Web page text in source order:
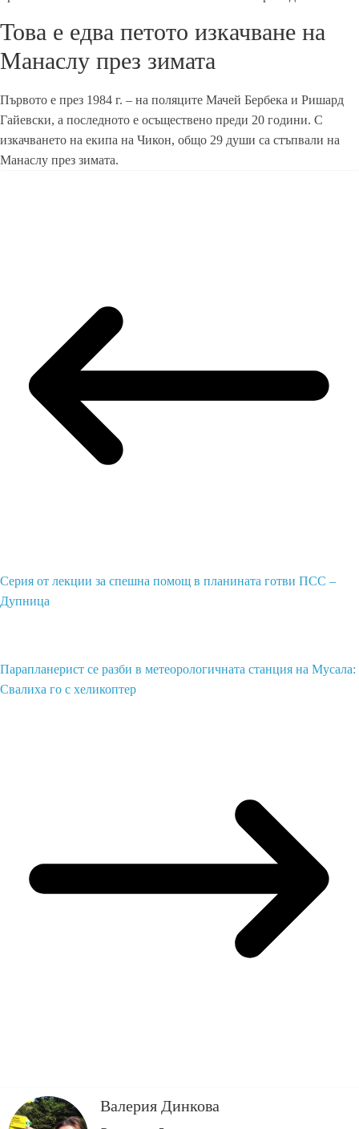
Това е едва петото изкачване на
Манаслу през зимата
Първото е през 1984 г. – на поляците Мачей Бербека и Ришард
Гайевски, а последното е осъществено преди 20 години. С
изкачването на екипа на Чикон, общо 29 души са стъпвали на
Манаслу през зимата.
Серия от лекции за спешна помощ в планината готви ПСС –
Дупница
Парапланерист се разби в метеорологичната станция на Мусала:
Свалиха го с хеликоптер
Валерия Динкова